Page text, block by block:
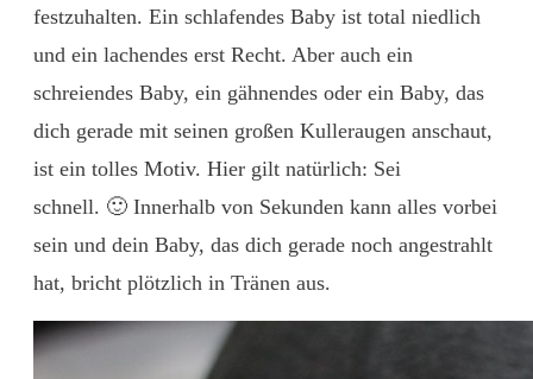
festzuhalten. Ein schlafendes Baby ist total niedlich
und ein lachendes erst Recht. Aber auch ein
schreiendes Baby, ein gähnendes oder ein Baby, das
dich gerade mit seinen großen Kulleraugen anschaut,
ist ein tolles Motiv. Hier gilt natürlich: Sei
schnell. 🙂 Innerhalb von Sekunden kann alles vorbei
sein und dein Baby, das dich gerade noch angestrahlt
hat, bricht plötzlich in Tränen aus.